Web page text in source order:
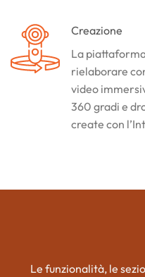
Creazione
La
rielaborare
video
360 gradi e
create con
Le funzionalità, le